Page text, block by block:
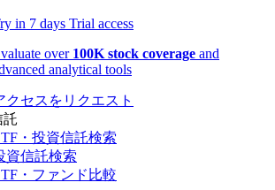
in 7 days Trial access
over 100K stock coverage and
analytical tools
クセスをリクエスト
託
・投資信託検索
資信託検索
・ファンド比較